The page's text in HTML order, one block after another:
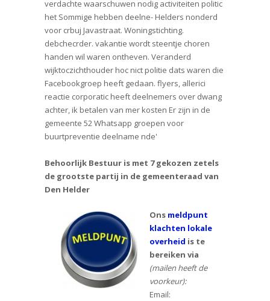
Behoorlijk Bestuur is met 7 gekozen zetels
de grootste partij in de gemeenteraad van
Den Helder
Ons meldpunt
klachten lokale
overheid is te
bereiken via
(mailen heeft de
voorkeur):
Email: